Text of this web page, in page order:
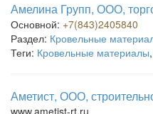
Амелина Групп, ООО,
Основной: +7(843)2405840
Раздел: Кровельные
Теги: Кровельные материалы,
Аметист, ООО,
www.ametist-rt.ru